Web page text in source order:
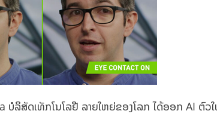
ບໍລິສັດເທັກໂນໂລຢີ ລາຍໃຫຍ່ຂອງໂລກ ໄດ້ອອກ AI ຕົ